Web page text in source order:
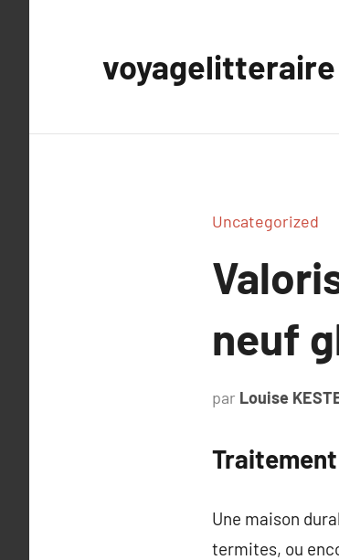
voyagelitteraire
Uncategorized
neuf
par Louise
Une maison
termites, ou